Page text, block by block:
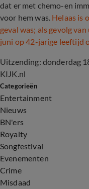
dat er met chemo-en
voor hem was. Helaas is
geval was; als gevolg
juni op 42-jarige leeftijd
Uitzending: donderdag
KIJK.nl
Categorieën
Entertainment
Nieuws
BN'ers
Royalty
Songfestival
Evenementen
Crime
Misdaad